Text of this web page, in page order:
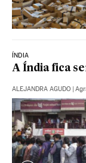
ÍNDIA
A Índia fica
ALEJANDRA AGUDO |